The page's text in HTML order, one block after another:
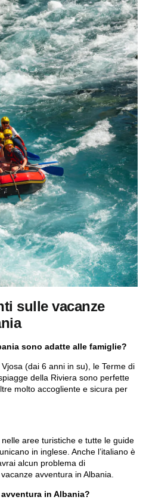
sulle vacanze
sono adatte alle famiglie?
(dai 6 anni in su), le Terme di
della Riviera sono perfette
molto accogliente e sicura per
aree turistiche e tutte le guide
in inglese. Anche l’italiano è
alcun problema di
avventura in Albania.
in Albania?